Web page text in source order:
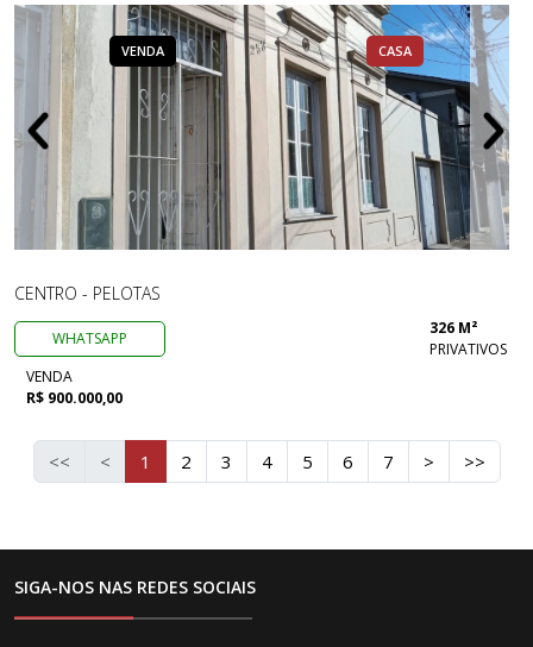
VENDA CASA
CENTRO - PELOTAS
WHATSAPP
326 M²
PRIVATIVOS
VENDA
R$ 900.000,00
<< < 1 2 3 4 5 6 7 > >>
SIGA-NOS NAS REDES SOCIAIS